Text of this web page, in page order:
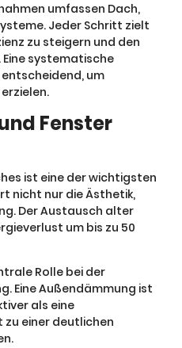
umfassen Dach,
Jeder Schritt zielt
zu steigern und den
systematische
um
Fenster
ist eine der wichtigsten
nicht nur die Ästhetik,
Der Austausch alter
um bis zu 50
Rolle bei der
Eine Außendämmung ist
als eine
zu einer deutlichen